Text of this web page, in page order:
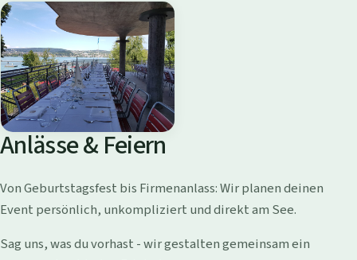
B
a
d
i
W
o
l
i
s
h
Anlässe & Feiern
Von Geburtstagsfest bis Firmenanlass: Wir planen deinen
Event persönlich, unkompliziert und direkt am See.
Sag uns, was du vorhast - wir gestalten gemeinsam ein